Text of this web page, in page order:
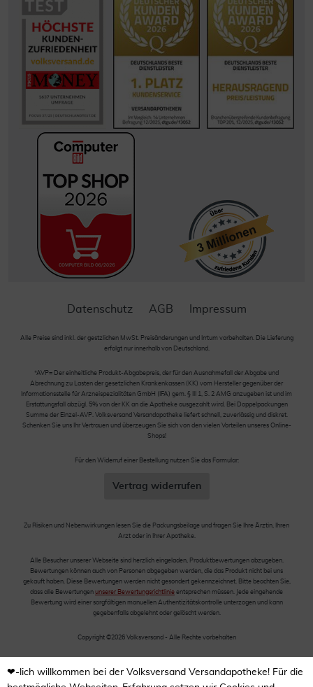
Datenschutz AGB Impressum
Alle Preise sind inkl. der gestzlichen MwSt. Preisänderungen und Irrtum vorbehalten. Die Lieferung
erfolgt nur innerhalb von Deutschland.
*AVP= Der einheitliche Produkt-Abgabepreis, der für den Ausnahmefall der Abgabe und
Abrechnung zu Lasten der gesetzlichen Krankenkassen (KK) vom Hersteller gegenüber der
Informationsstelle für Arzneispezialitäten GmbH (IFA) gem. § III 1, S. 2 AMG anzugeben ist und im
Erstattungsfall abzügl. 5% von der KK an die Apotheke ausgezahlt wird. Bei Doppelpackungen
Summe der Einzel-AVP. Volksversand Versandapotheke liefert schnell, zuverlässig und diskret.
Schenken Sie uns Ihr Vertrauen und überzeugen Sie sich von den vielen Vorteilen unseres Online-
Shops!
Für den Widerruf einer Bestellung nutzen Sie das Formular:
Vertrag widerrufen
Zu Risiken und Nebenwirkungen lesen Sie die Packungsbeilage und fragen Sie Ihre Ärztin, Ihren
Arzt oder in Ihrer Apotheke.
Alle Besucher unserer Webseite sind herzlich eingeladen, Produktbewertungen abzugeben.
Bewertungen können auch von Personen abgegeben werden, die das Produkt nicht bei uns
gekauft haben. Diese Bewertungen werden nicht gesondert gekennzeichnet. Bitte beachten Sie,
dass alle Bewertungen unserer Bewertungsrichtlinie entsprechen müssen. Jede eingehende
Bewertung wird einer sorgfältigen manuellen Authentizitätskontrolle unterzogen und kann
gegebenfalls abgelehnt oder gelöscht werden.
Copyright ©2026 Volksversand - Alle Rechte vorbehalten
❤-lich willkommen bei der Volksversand Versandapotheke! Für die